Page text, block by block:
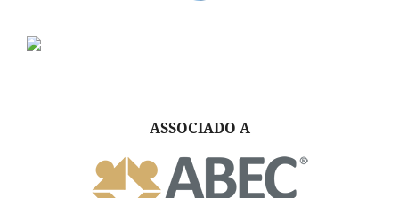
ASSOCIADO A